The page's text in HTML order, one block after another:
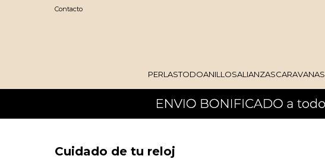
PERLASTODOANILLOSALIANZASCARAVANAS
Contacto
Cuidado de tu reloj